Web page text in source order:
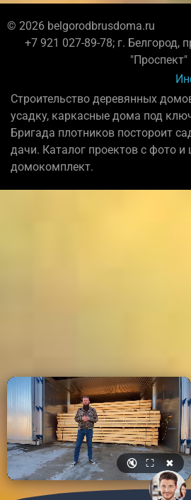
© 2026 belgorodbrusdoma.ru
+7 921 027-89-78; г. Белгород,
"Проспект"
Строительство деревянных
усадку, каркасные дома под
Бригада плотников постороит
дачи. Каталог проектов с фото и
домокомплект.
🔇 ⛶ ✖